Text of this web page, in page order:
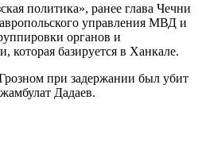
политика», ранее глава Чечни
управления МВД и
органов и
базируется в Ханкале.
при задержании был убит
Дадаев.